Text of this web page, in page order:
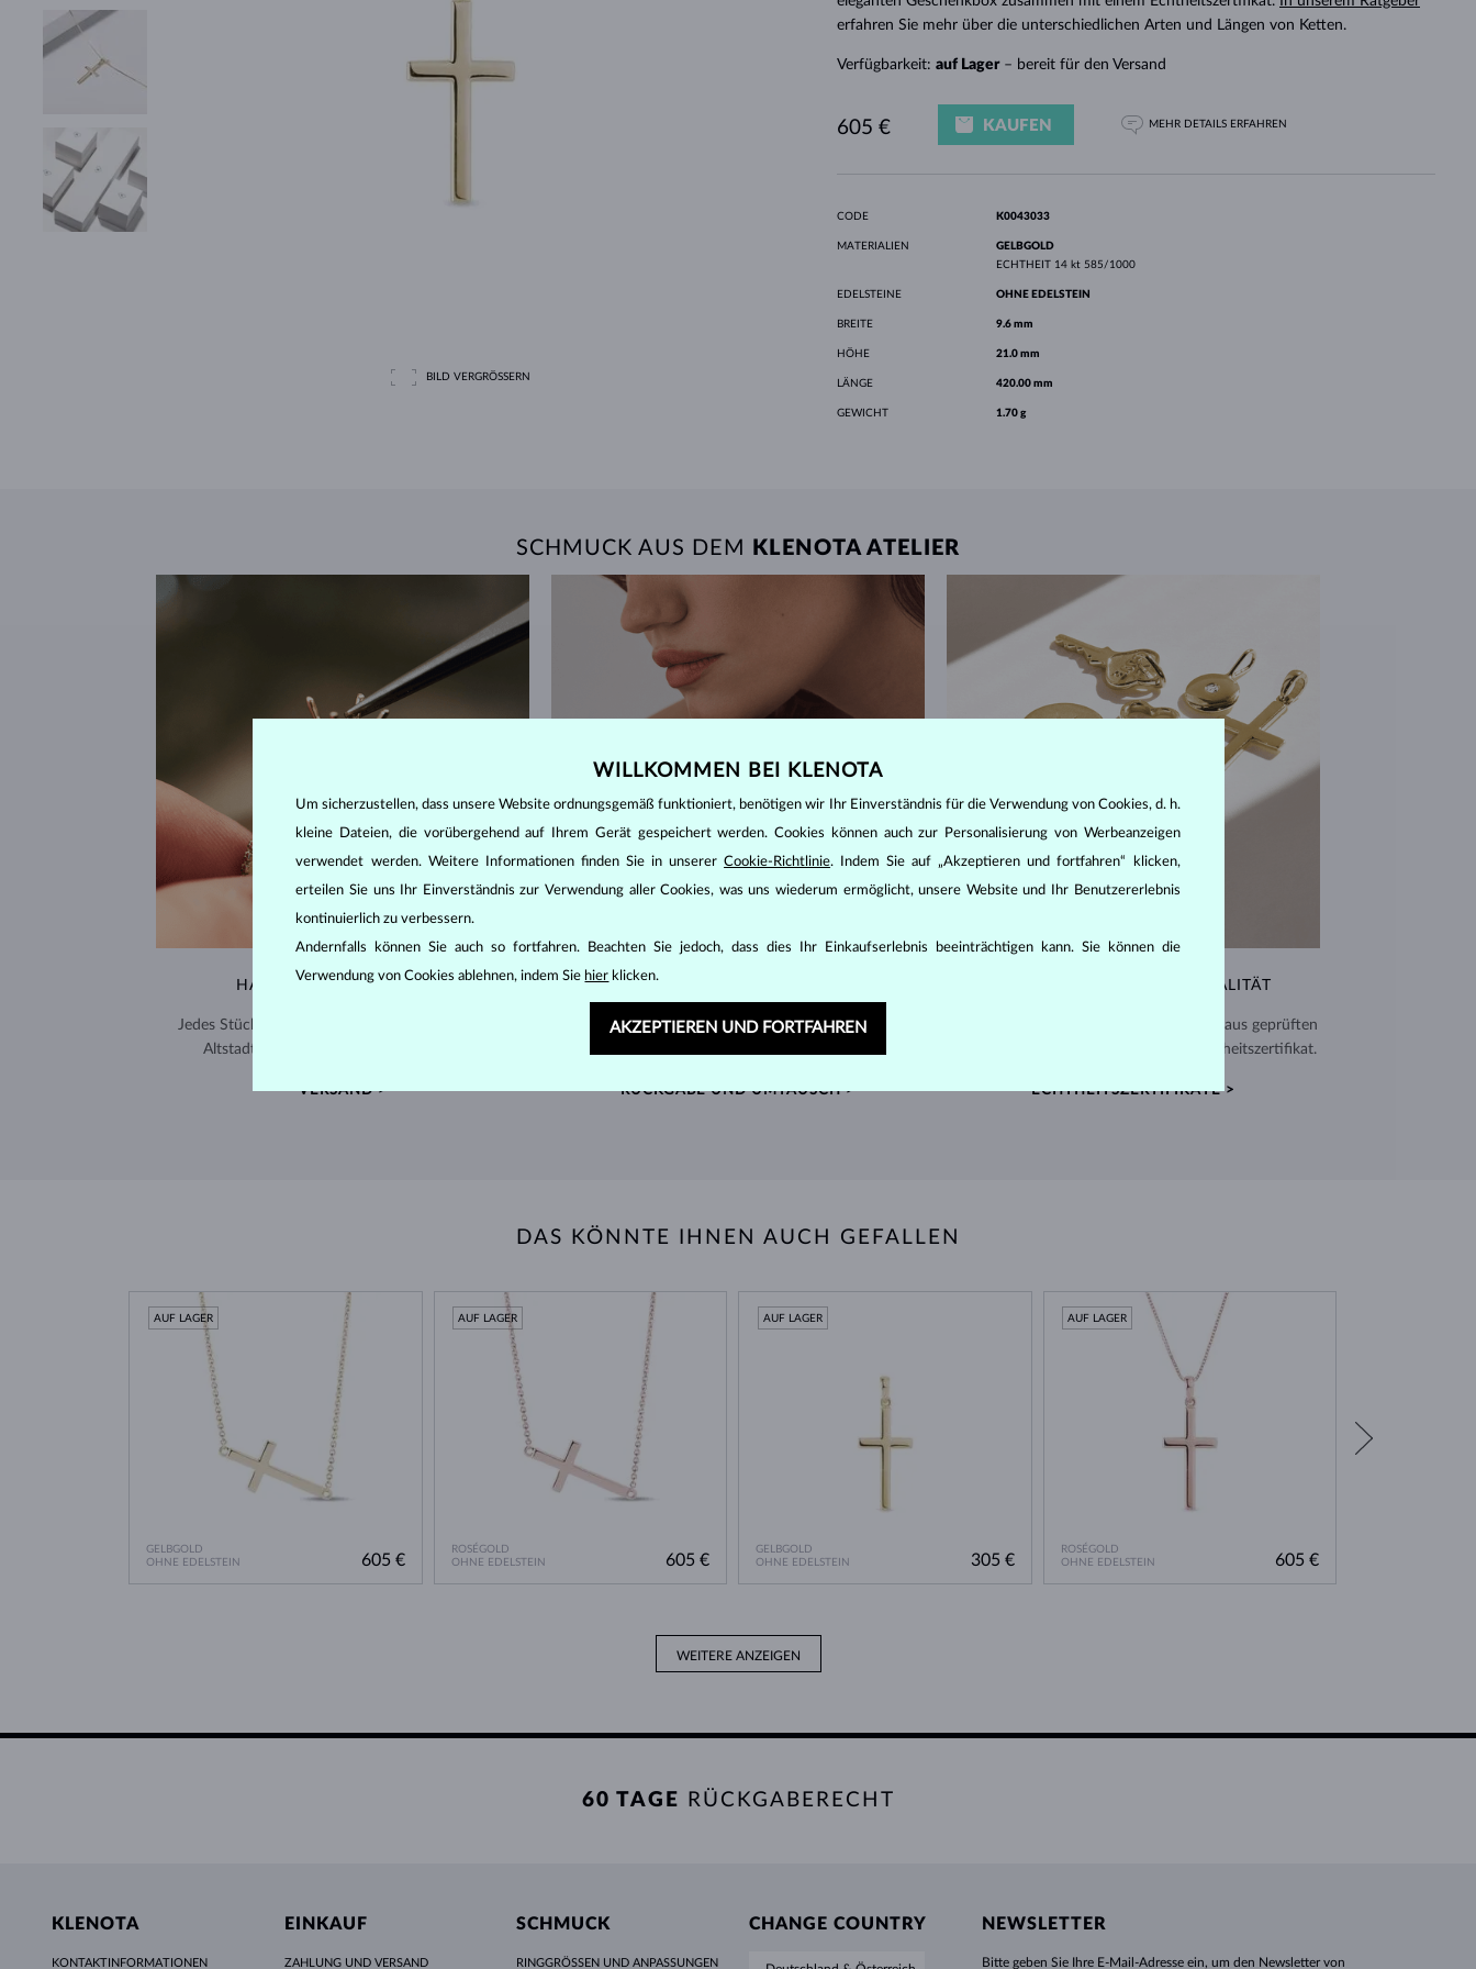
WEISSGOLD
ROSÉGOLD
WEISSGOLD
BILD VERGRÖSSERN
erfahren Sie mehr über die unterschiedlichen Arten und Längen von Ketten.
Verfügbarkeit: auf Lager– bereit für den Versand
605 € KAUFEN MEHR DETAILS ERFAHREN
CODE K0043033
MATERIALIEN
GELBGOLD
ECHTHEIT 14 kt 585/1000
EDELSTEINE OHNE EDELSTEIN
BREITE 9.6 mm
HÖHE 21.0 mm
LÄNGE 420.00 mm
GEWICHT 1.70 g
SCHMUCK AUS DEM KLENOTA ATELIER
HANDGEFERTIGT IN PRAG
Jedes Stück wird in unserem Atelier in der Prager
Altstadt gefertigt und weltweit versendet.
VERSAND >
60 TAGE RÜCKGABERECHT
Finden Sie Schmuck, der Sie ein Leben lang begleitet –
RÜCKGABE UND UMTAUSCH >
AUSSERGEWÖHNLICHE QUALITÄT
Wir verwenden hochwertige Materialien aus geprüften
Quellen. Jeder Schmuck enthält ein Echtheitszertifikat.
ECHTHEITSZERTIFIKATE >
DAS KÖNNTE IHNEN AUCH GEFALLEN
GELBGOLD
OHNE EDELSTEIN
AUF LAGER
605 €
ROSÉGOLD
OHNE EDELSTEIN
AUF LAGER
605 €
GELBGOLD
OHNE EDELSTEIN
AUF LAGER
305 €
ROSÉGOLD
OHNE EDELSTEIN
AUF LAGER
605 €
WEITERE ANZEIGEN
60 TAGE RÜCKGABERECHT
KLENOTA
KONTAKTINFORMATIONEN
EINKAUF
ZAHLUNG UND VERSAND
SCHMUCK
RINGGRÖSSEN UND ANPASSUNGEN
CHANGE COUNTRY NEWSLETTER
Bitte geben Sie Ihre E-Mail-Adresse ein, um den Newsletter von
WILLKOMMEN BEI KLENOTA
Um sicherzustellen, dass unsere Website ordnungsgemäß funktioniert, benötigen wir Ihr Einverständnis für die Verwendung von Cookies, d. h.
kleine Dateien, die vorübergehend auf Ihrem Gerät gespeichert werden. Cookies können auch zur Personalisierung von Werbeanzeigen
verwendet werden. Weitere Informationen finden Sie in unsererCookie-Richtlinie. Indem Sie auf „Akzeptieren und fortfahren“ klicken,
erteilen Sie uns Ihr Einverständnis zur Verwendung aller Cookies, was uns wiederum ermöglicht, unsere Website und Ihr Benutzererlebnis
kontinuierlich zu verbessern.
Andernfalls können Sie auch so fortfahren. Beachten Sie jedoch, dass dies Ihr Einkaufserlebnis beeinträchtigen kann. Sie können die
Verwendung von Cookies ablehnen, indem Sie hier klicken.
AKZEPTIEREN UND FORTFAHREN